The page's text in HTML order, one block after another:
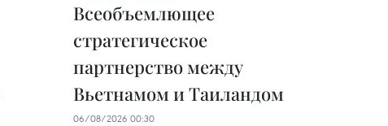
Всеобъемлющее
стратегическое
партнерство между
Вьетнамом и Таиландом
06/08/2026 00:30